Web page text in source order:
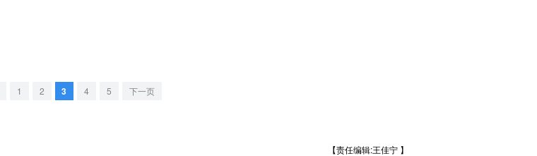
1 2 3 4 5 下一页
【责任编辑:王佳宁 】